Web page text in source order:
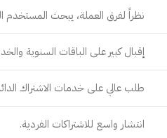
نظراً لفرق العملة، يبحث
إقبال كبير على الباقات السنوية
طلب عالي على خدمات الاشتراك
انتشار واسع للاشتراكات الفردية.